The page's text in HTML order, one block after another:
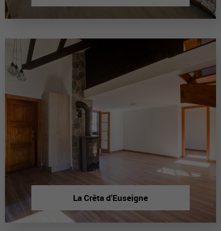
La Crêta d'Euseigne